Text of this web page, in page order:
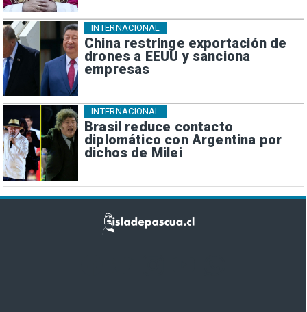
China restringe exportación de
drones a EEUU y sanciona
empresas
INTERNACIONAL
Brasil reduce contacto
diplomático con Argentina por
dichos de Milei
INTERNACIONAL